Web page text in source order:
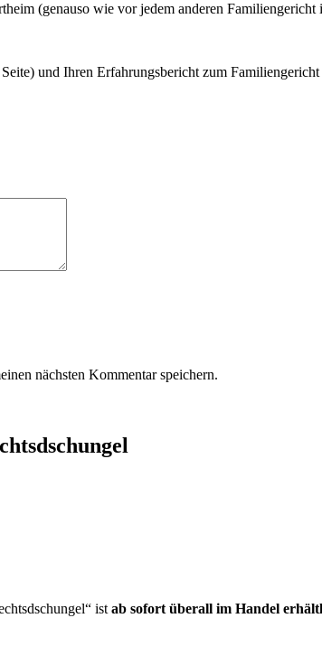
(genauso wie vor jedem anderen Familiengericht
und Ihren Erfahrungsbericht zum
nächsten Kommentar speichern.
ist ab sofort überall im Handel